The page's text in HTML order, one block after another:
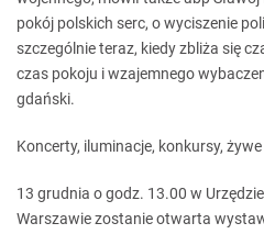
pokój polskich serc, o wyciszenie
szczególnie teraz, kiedy zbliża się
czas pokoju i wzajemnego
gdański.
Koncerty, iluminacje, konkursy,
13 grudnia o godz. 13.00 w
Warszawie zostanie otwarta